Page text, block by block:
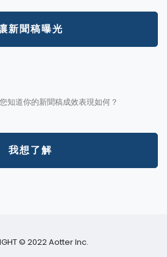
新聞稿曝光
知道你的新聞稿成效表現如何？
我想了解
© 2022 Aotter Inc.